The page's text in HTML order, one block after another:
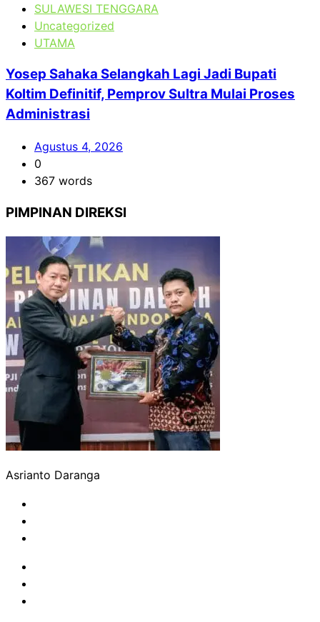
SULAWESI TENGGARA
Uncategorized
UTAMA
Yosep Sahaka Selangkah Lagi Jadi Bupati
Koltim Definitif, Pemprov Sultra Mulai Proses
Administrasi
Agustus 4, 2026
0
367 words
PIMPINAN DIREKSI
Asrianto Daranga